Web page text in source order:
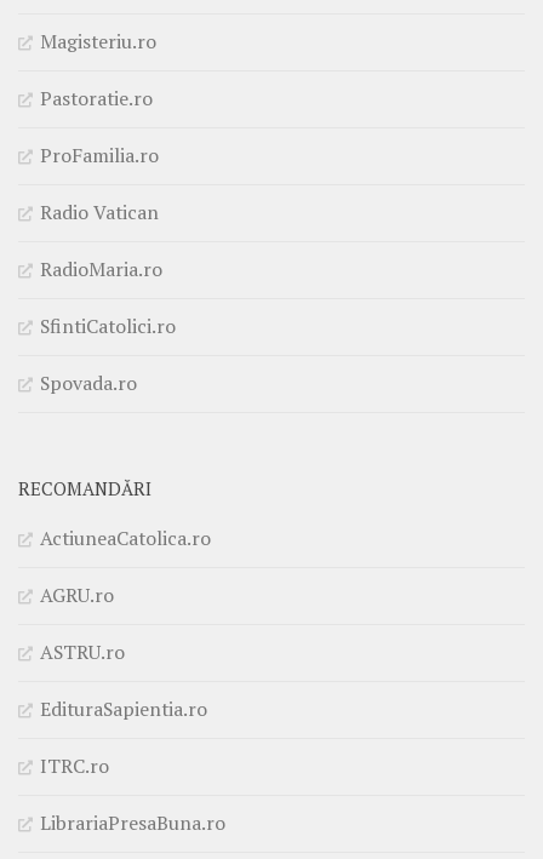
Magisteriu.ro
Pastoratie.ro
ProFamilia.ro
Radio Vatican
RadioMaria.ro
SfintiCatolici.ro
Spovada.ro
RECOMANDĂRI
ActiuneaCatolica.ro
AGRU.ro
ASTRU.ro
EdituraSapientia.ro
ITRC.ro
LibrariaPresaBuna.ro